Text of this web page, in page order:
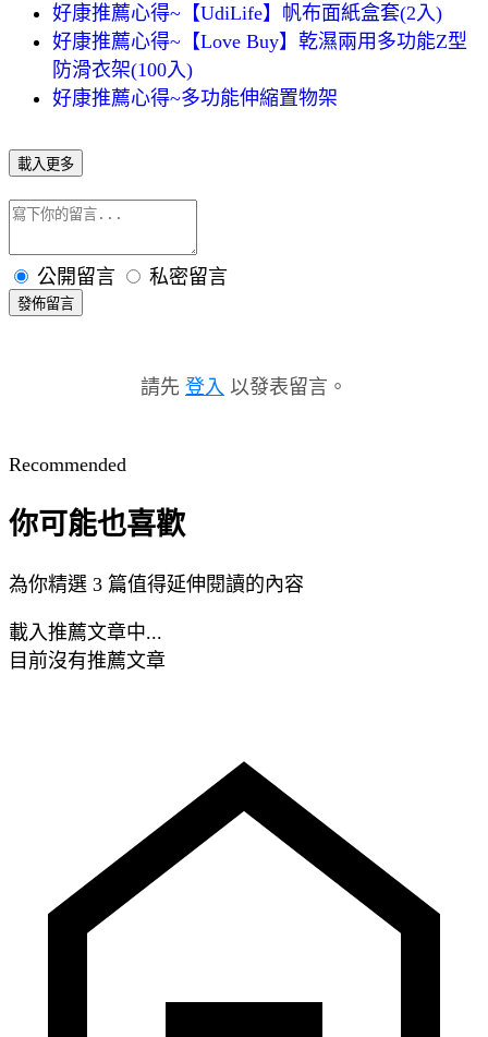
好康推薦心得~【UdiLife】帆布面紙盒套(2入)
好康推薦心得~【Love Buy】乾濕兩用多功能Z型
防滑衣架(100入)
好康推薦心得~多功能伸縮置物架
載入更多
公開留言 私密留言
發佈留言
請先 登入 以發表留言。
Recommended
你可能也喜歡
為你精選 3 篇值得延伸閱讀的內容
載入推薦文章中...
目前沒有推薦文章